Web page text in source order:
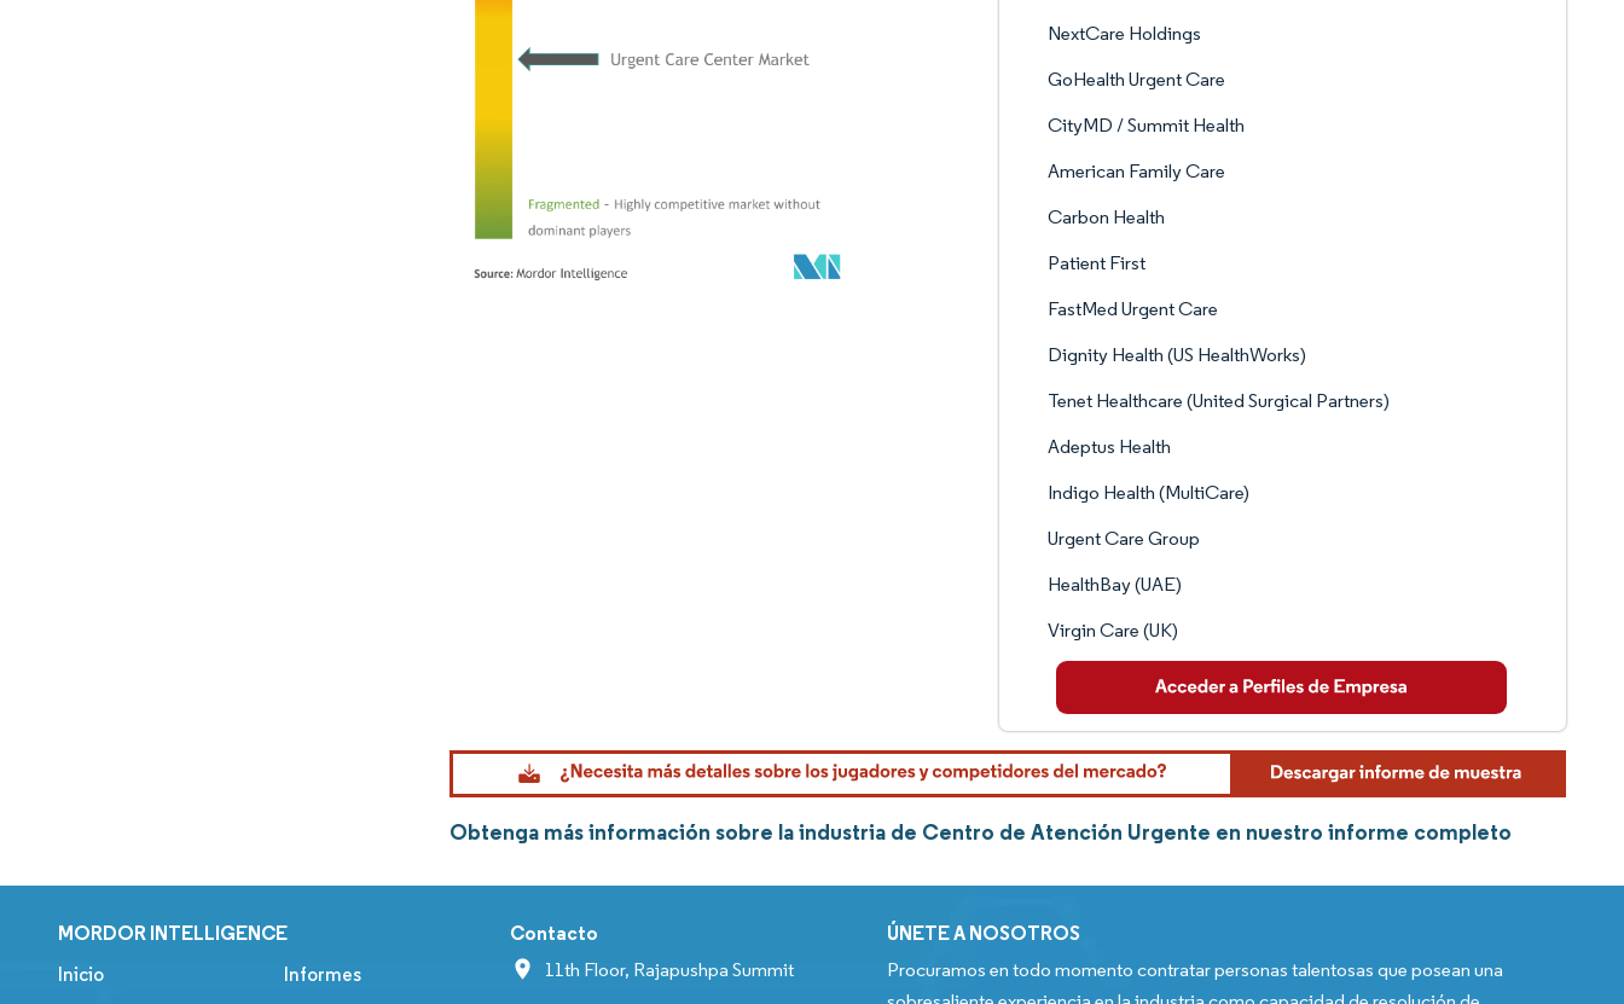
NextCare Holdings
GoHealth Urgent Care
CityMD / Summit Health
American Family Care
Carbon Health
Patient First
FastMed Urgent Care
Dignity Health (US HealthWorks)
Tenet Healthcare (United Surgical Partners)
Adeptus Health
Indigo Health (MultiCare)
Urgent Care Group
HealthBay (UAE)
Virgin Care (UK)
Obtenga más información sobre la industria de Centro de Atención Urgente en nuestro informe completo
MORDOR INTELLIGENCE
Inicio Informes
Contacto
11th Floor, Rajapushpa Summit
ÚNETE A NOSOTROS
Procuramos en todo momento contratar personas talentosas que posean una